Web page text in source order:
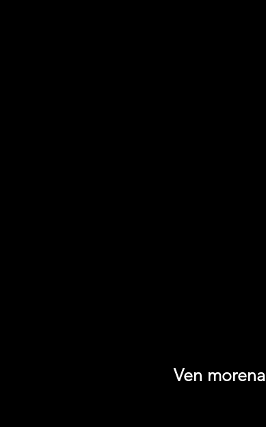
Ven morena